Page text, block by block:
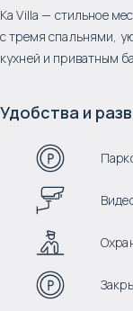
Ka Villa — стильное
с тремя спальнями,
кухней и приватным
Удобства и